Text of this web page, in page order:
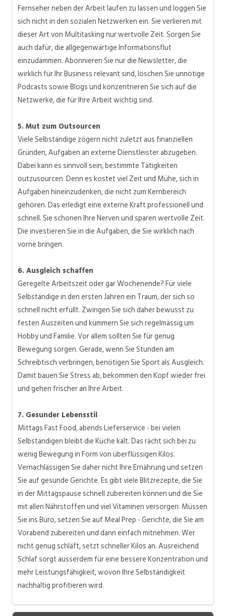
Fernseher neben der Arbeit laufen zu lassen und loggen Sie
sich nicht in den sozialen Netzwerken ein. Sie verlieren mit
dieser Art von Multitasking nur wertvolle Zeit. Sorgen Sie
auch dafür, die allgegenwärtige Informationsflut
einzudämmen. Abonnieren Sie nur die Newsletter, die
wirklich für Ihr Business relevant sind, löschen Sie unnötige
Podcasts sowie Blogs und konzentrieren Sie sich auf die
Netzwerke, die für Ihre Arbeit wichtig sind.
5. Mut zum Outsourcen
Viele Selbständige zögern nicht zuletzt aus finanziellen
Gründen, Aufgaben an externe Dienstleister abzugeben.
Dabei kann es sinnvoll sein, bestimmte Tätigkeiten
outzusourcen. Denn es kostet viel Zeit und Mühe, sich in
Aufgaben hineinzudenken, die nicht zum Kernbereich
gehören. Das erledigt eine externe Kraft professionell und
schnell. Sie schonen Ihre Nerven und sparen wertvolle Zeit.
Die investieren Sie in die Aufgaben, die Sie wirklich nach
vorne bringen.
6. Ausgleich schaffen
Geregelte Arbeitszeit oder gar Wochenende? Für viele
Selbständige in den ersten Jahren ein Traum, der sich so
schnell nicht erfüllt. Zwingen Sie sich daher bewusst zu
festen Auszeiten und kümmern Sie sich regelmässig um
Hobby und Familie. Vor allem sollten Sie für genug
Bewegung sorgen. Gerade, wenn Sie Stunden am
Schreibtisch verbringen, benötigen Sie Sport als Ausgleich.
Damit bauen Sie Stress ab, bekommen den Kopf wieder frei
und gehen frischer an Ihre Arbeit.
7. Gesunder Lebensstil
Mittags Fast Food, abends Lieferservice - bei vielen
Selbständigen bleibt die Küche kalt. Das rächt sich bei zu
wenig Bewegung in Form von überflüssigen Kilos.
Vernachlässigen Sie daher nicht Ihre Ernährung und setzen
Sie auf gesunde Gerichte. Es gibt viele Blitzrezepte, die Sie
in der Mittagspause schnell zubereiten können und die Sie
mit allen Nährstoffen und viel Vitaminen versorgen. Müssen
Sie ins Büro, setzen Sie auf MealPrep - Gerichte, die Sie am
Vorabend zubereiten und dann einfach mitnehmen. Wer
nicht genug schläft, setzt schneller Kilos an. Ausreichend
Schlaf sorgt ausserdem für eine bessere Konzentration und
mehr Leistungsfähigkeit, wovon Ihre Selbständigkeit
nachhaltig profitieren wird.